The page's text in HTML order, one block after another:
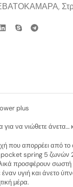
,
plus
να νιώθετε άνετα…
που απορρέει από
pocket spring 5 ζωνών
προσφέρουν σωστή
υγιή και άνετο
μέρα.